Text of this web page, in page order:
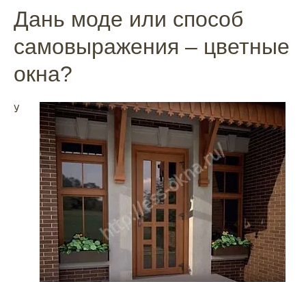
Дань моде или способ
самовыражения – цветные
окна?
У